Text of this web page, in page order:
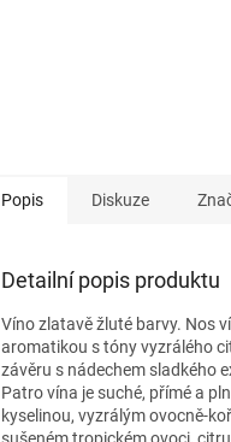
Popis Diskuze
Detailní popis produktu
Víno zlatavě žluté barvy. Nos
aromatikou s tóny vyzrálého
závěru s nádechem sladkého
Patro vína je suché, přímé a
kyselinou, vyzrálým ovocně-